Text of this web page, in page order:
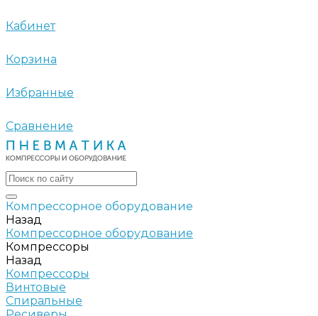
Кабинет
Корзина
Избранные
Сравнение
Компрессорное оборудование
Назад
Компрессорное оборудование
Компрессоры
Назад
Компрессоры
Винтовые
Спиральные